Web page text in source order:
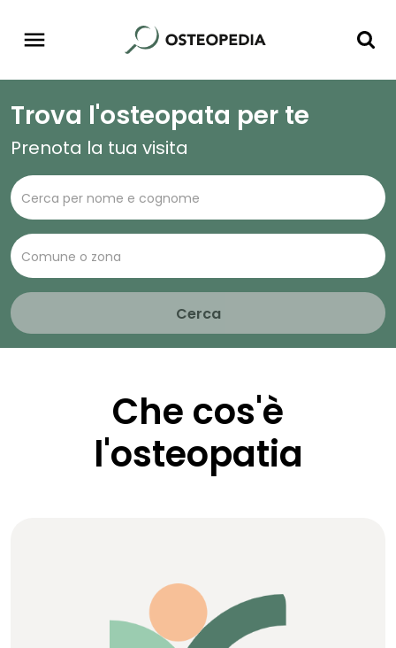
Trova l'osteopata per te
Prenota la tua visita
Cerca
Che cos'è
l'osteopatia